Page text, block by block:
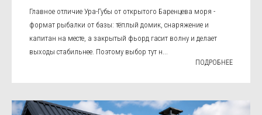
Главное отличие Ура-Губы от открытого Баренцева моря -
формат рыбалки от базы: тёплый домик, снаряжение и
капитан на месте, а закрытый фьорд гасит волну и делает
выходы стабильнее. Поэтому выбор тут н...
ПОДРОБНЕЕ